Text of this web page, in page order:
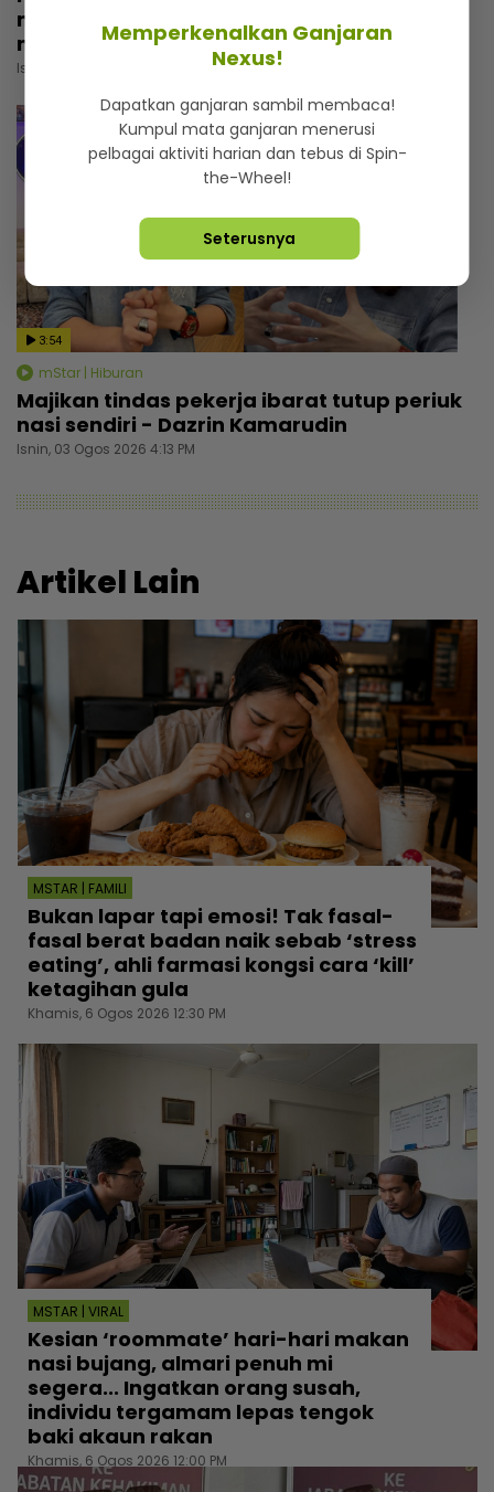
menunjuk, niat cari pahala... Kongsi di
media sosial elak fitnah
Isnin, 03 Ogos 2026 5:30 PM
3:54
mStar | Hiburan
Majikan tindas pekerja ibarat tutup periuk
nasi sendiri - Dazrin Kamarudin
Isnin, 03 Ogos 2026 4:13 PM
Artikel Lain
MSTAR | FAMILI
Bukan lapar tapi emosi! Tak fasal-
fasal berat badan naik sebab ‘stress
eating’, ahli farmasi kongsi cara ‘kill’
ketagihan gula
Khamis, 6 Ogos 2026 12:30 PM
MSTAR | VIRAL
Kesian ‘roommate’ hari-hari makan
nasi bujang, almari penuh mi
segera... Ingatkan orang susah,
individu tergamam lepas tengok
baki akaun rakan
Khamis, 6 Ogos 2026 12:00 PM
Memperkenalkan Ganjaran
Nexus!
Dapatkan ganjaran sambil membaca!
Kumpul mata ganjaran menerusi
pelbagai aktiviti harian dan tebus di Spin-
the-Wheel!
Seterusnya